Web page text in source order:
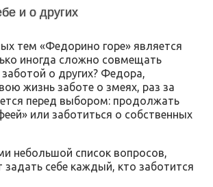
и о других
тем «Федорино горе» является
иногда сложно совмещать
заботой о других? Федора,
жизнь заботе о змеях, раз за
перед выбором: продолжать
или заботиться о собственных
небольшой список вопросов,
себе каждый, кто заботится